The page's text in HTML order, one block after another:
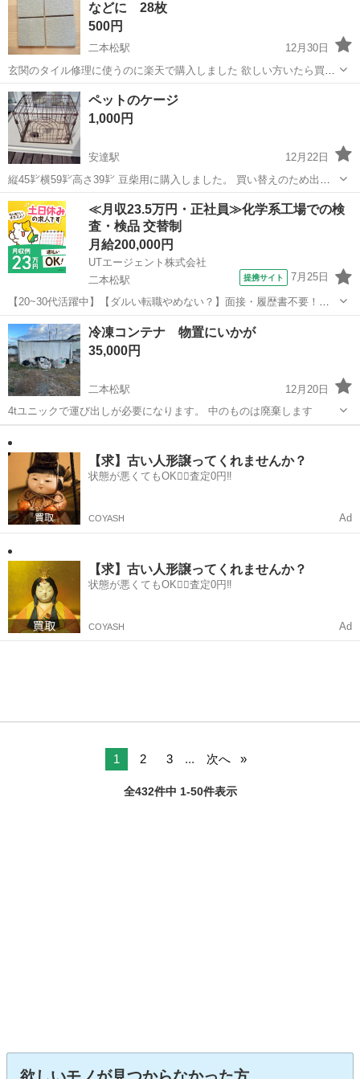
などに 28枚
500円
二本松駅
12月30日
玄関のタイル修理に使うのに楽天で購入しました 欲しい方いたら買っ
てください！ 色合い等わかりにくかったら別な写真送るのでお気軽に
お声かげください！ 近場であれば配達します
福島 二本松市 二本松駅
ペットのケージ
1,000円
安達駅
12月22日
縦45㌢横59㌢高さ39㌢ 豆柴用に購入しました。 買い替えのため出品
します。 洗いましたがスレ、汚れ、有ります。 完璧を求める方はご遠
慮ください。
福島 二本松市 安達駅 その他 ケージ
≪月収23.5万円・正社員≫化学系工場での検
査・検品 交替制
月給200,000円
UTエージェント株式会社
二本松駅
提携サイト 7月25日
【20~30代活躍中】【ダルい転職やめない？】面接・履歴書不要！た
った3分で最短当日内定！空調完備で快適♪コツモク派にオススメ◎樹
脂製品の機械操作・外観検査◇土日休み×年休121日《JQPO1-AC》 詳
細情報 ＼樹脂製品...
福島 二本松市 二本松駅 その他
冷凍コンテナ 物置にいかが
35,000円
二本松駅
12月20日
4tユニックで運び出しが必要になります。 中のものは廃棄します
【求】古い人形譲ってくれませんか？
状態が悪くてもOK🙆‍♀️査定0円‼️
COYASH Ad
【求】古い人形譲ってくれませんか？
状態が悪くてもOK🙆‍♀️査定0円‼️
COYASH Ad
1 2 3 ... 次へ
全432件中 1-50件表示